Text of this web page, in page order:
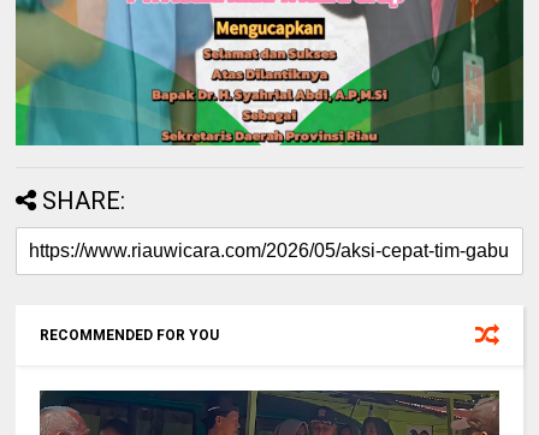
SHARE:
RECOMMENDED FOR YOU